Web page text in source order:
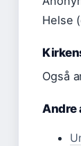
Helse
Også
Andre